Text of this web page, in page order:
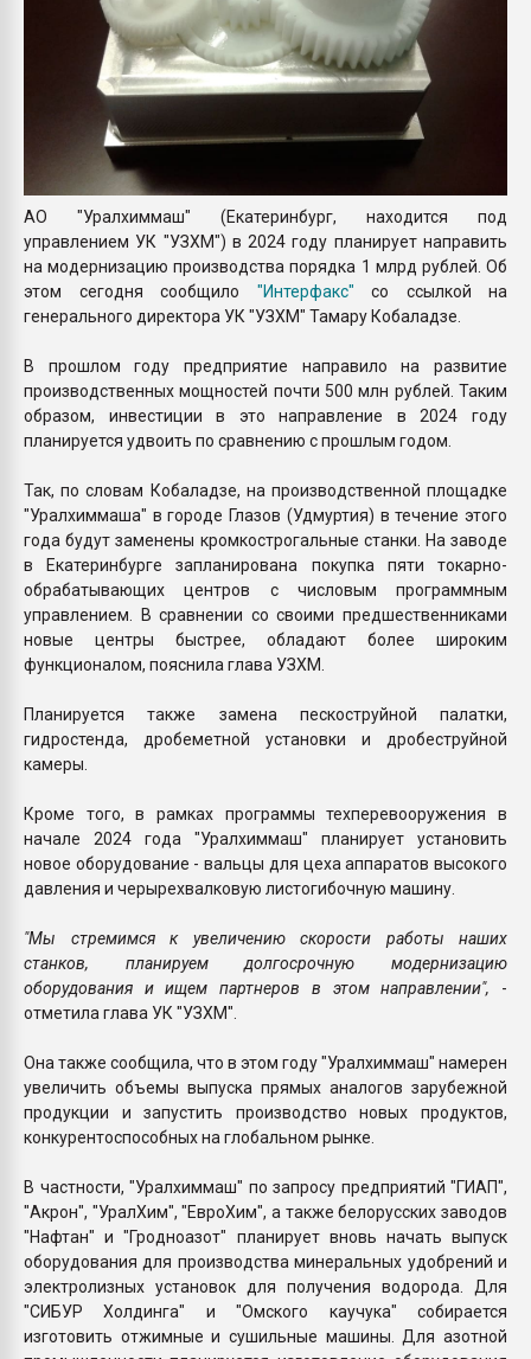
АО "Уралхиммаш" (Екатеринбург, находится под
управлением УК "УЗХМ") в 2024 году планирует направить
на модернизацию производства порядка 1 млрд рублей. Об
этом сегодня сообщило "Интерфакс" со ссылкой на
генерального директора УК "УЗХМ" Тамару Кобаладзе.
В прошлом году предприятие направило на развитие
производственных мощностей почти 500 млн рублей. Таким
образом, инвестиции в это направление в 2024 году
планируется удвоить по сравнению с прошлым годом.
Так, по словам Кобаладзе, на производственной площадке
"Уралхиммаша" в городе Глазов (Удмуртия) в течение этого
года будут заменены кромкострогальные станки. На заводе
в Екатеринбурге запланирована покупка пяти токарно-
обрабатывающих центров с числовым программным
управлением. В сравнении со своими предшественниками
новые центры быстрее, обладают более широким
функционалом, пояснила глава УЗХМ.
Планируется также замена пескоструйной палатки,
гидростенда, дробеметной установки и дробеструйной
камеры.
Кроме того, в рамках программы техперевооружения в
начале 2024 года "Уралхиммаш" планирует установить
новое оборудование - вальцы для цеха аппаратов высокого
давления и черырехвалковую листогибочную машину.
"Мы стремимся к увеличению скорости работы наших
станков, планируем долгосрочную модернизацию
оборудования и ищем партнеров в этом направлении", -
отметила глава УК "УЗХМ".
Она также сообщила, что в этом году "Уралхиммаш" намерен
увеличить объемы выпуска прямых аналогов зарубежной
продукции и запустить производство новых продуктов,
конкурентоспособных на глобальном рынке.
В частности, "Уралхиммаш" по запросу предприятий "ГИАП",
"Акрон", "УралХим", "ЕвроХим", а также белорусских заводов
"Нафтан" и "Гродноазот" планирует вновь начать выпуск
оборудования для производства минеральных удобрений и
электролизных установок для получения водорода. Для
"СИБУР Холдинга" и "Омского каучука" собирается
изготовить отжимные и сушильные машины. Для азотной